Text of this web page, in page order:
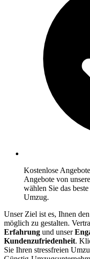
Kostenlose
Angebote von
wählen Sie das
Umzug.
Unser Ziel ist es, Ihnen
möglich zu gestalten.
Erfahrung und unser
Kundenzufriedenheit.
Sie Ihren stressfreien